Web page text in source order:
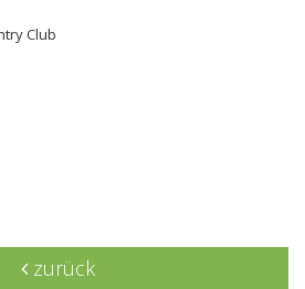
Club
zurück